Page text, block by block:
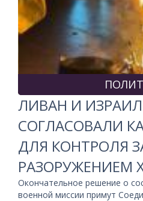
ЛИВАН И
СОГЛАСОВАЛИ
ДЛЯ КОНТРОЛЯ
РАЗОРУЖЕНИЕМ
Окончательное решение о
военной миссии примут